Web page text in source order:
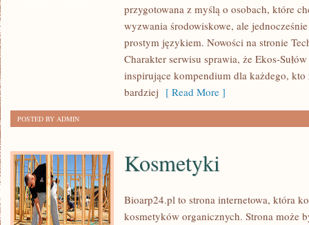
OCHRONA
ŚRODOWISKA
przygotowana z myślą o osobach, które
wyzwania środowiskowe, ale
prostym językiem. Nowości na stronie
Charakter serwisu sprawia, że Ekos-
inspirujące kompendium dla każdego, kto
bardziej [ Read More ]
POSTED BY ADMIN
Kosmetyki
Bioarp24.pl to strona internetowa, która
kosmetyków organicznych. Strona może